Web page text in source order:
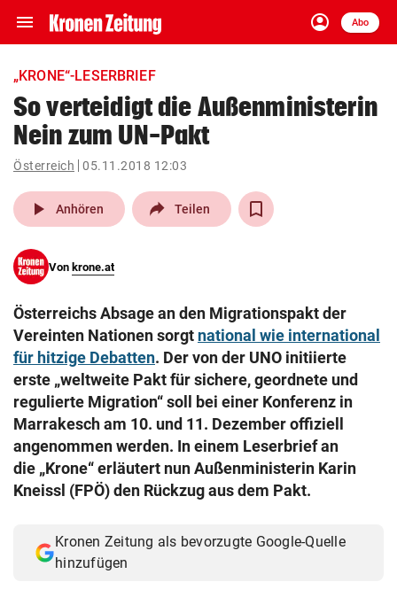
menu Navigation
ein-/ausklappen
account_circle
Anmelden
Abo
close Schließen
account_circle Anmelden
pin_drop
Wien arrow_right
search
eingeben
© Krone Multimedia GmbH & Co KG 2026
Muthgasse 2, 1190 Wien
„KRONE“-LESERBRIEF
So verteidigt die Außenministerin
Nein zum UN-Pakt
Österreich 05.11.2018 12:03
play_arrow Anhören Teilen
Von krone.at
Österreichs Absage an den Migrationspakt der
Vereinten Nationen sorgt national wie international
für hitzige Debatten. Der von der UNO initiierte
erste „weltweite Pakt für sichere, geordnete und
regulierte Migration“ soll bei einer Konferenz in
Marrakesch am 10. und 11. Dezember offiziell
angenommen werden. In einem Leserbrief an
die „Krone“ erläutert nun Außenministerin Karin
Kneissl (FPÖ) den Rückzug aus dem Pakt.
Kronen Zeitung als bevorzugte Google-Quelle
hinzufügen